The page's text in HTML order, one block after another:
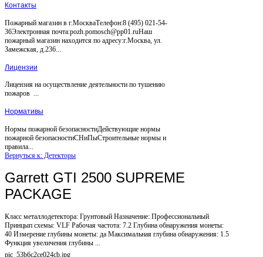
Контакты
Пожарный магазин в г.МоскваТелефон:8 (495) 021-54-
36Электронная почта:pozh.pomosch@pp01.ruНаш
пожарный магазин находится по адресу:г.Москва, ул.
Замежская, д.236...
Лицензии
Лицензия на осуществление деятельности по тушению
пожаров ...
Нормативы
Нормы пожарной безопасностиДействующие нормы
пожарной безопасностиСНиПыСтроительные нормы и
правила...
Вернуться к: Детекторы
Garrett GTI 2500 SUPREME
PACKAGE
Класс металлодетектора: Грунтовый Назначение: Профессиональный
Принцып схемы: VLF Рабочая частота: 7.2 Глубина обнаружения монеты:
40 Измерение глубины монеты: да Максимальная глубина обнаружения: 1.5
Функция увеличения глубины ...
pic_53b6c2ce024cb.jpg